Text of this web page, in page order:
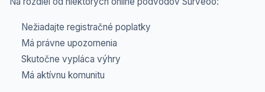
Nežiadajte registračné poplatky
Má právne upozornenia
Skutočne vypláca výhry
Má aktívnu komunitu